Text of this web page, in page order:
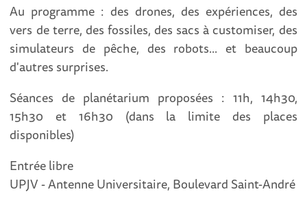
Au programme : des drones, des expériences, des
vers de terre, des fossiles, des sacs à customiser, des
simulateurs de pêche, des robots... et beaucoup
d'autres surprises.
Séances de planétarium proposées : 11h, 14h30,
15h30 et 16h30 (dans la limite des places
disponibles)
Entrée libre
UPJV - Antenne Universitaire, Boulevard Saint-André